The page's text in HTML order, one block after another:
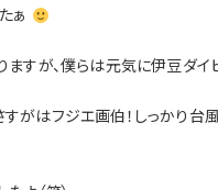
ぁ
ますが、僕らは元気に伊豆ダ
がはフジエ画伯！しっかり台